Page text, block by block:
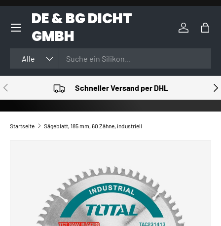
DIREKT ZUM INHALT
DE & BG DICHT
GMBH
Alle
Einloggen
VORHERIGE Schneller Versand per DHL
Startseite Sägeblatt, 185 mm, 60 Zähne, industriell